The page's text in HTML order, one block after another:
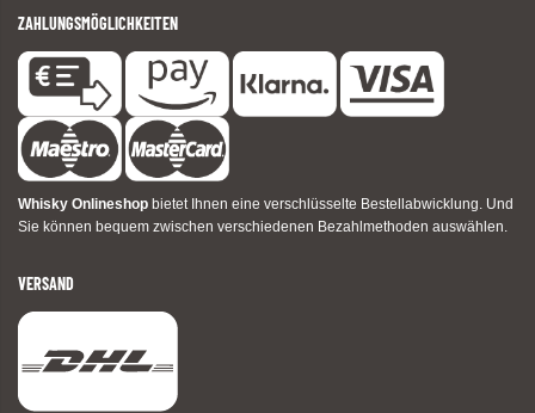
ZAHLUNGSMÖGLICHKEITEN
Whisky Onlineshop bietet Ihnen eine verschlüsselte Bestellabwicklung. Und
Sie können bequem zwischen verschiedenen Bezahlmethoden auswählen.
VERSAND